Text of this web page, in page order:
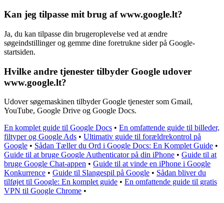
Kan jeg tilpasse mit brug af www.google.lt?
Ja, du kan tilpasse din brugeroplevelse ved at ændre
søgeindstillinger og gemme dine foretrukne sider på Google-
startsiden.
Hvilke andre tjenester tilbyder Google udover
www.google.lt?
Udover søgemaskinen tilbyder Google tjenester som Gmail,
YouTube, Google Drive og Google Docs.
En komplet guide til Google Docs • En omfattende guide til billeder,
filtyper og Google Ads • Ultimativ guide til forældrekontrol på
Google • Sådan Tæller du Ord i Google Docs: En Komplet Guide •
Guide til at bruge Google Authenticator på din iPhone • Guide til at
bruge Google Chat-appen • Guide til at vinde en iPhone i Google
Konkurrence • Guide til Slangespil på Google • Sådan bliver du
tilføjet til Google: En komplet guide • En omfattende guide til gratis
VPN til Google Chrome •